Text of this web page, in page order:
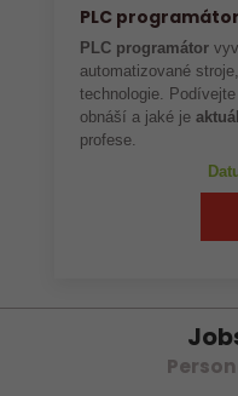
PLC programátor
PLC programátor
automatizované
technologie.
obnáší a jaké je
profese.